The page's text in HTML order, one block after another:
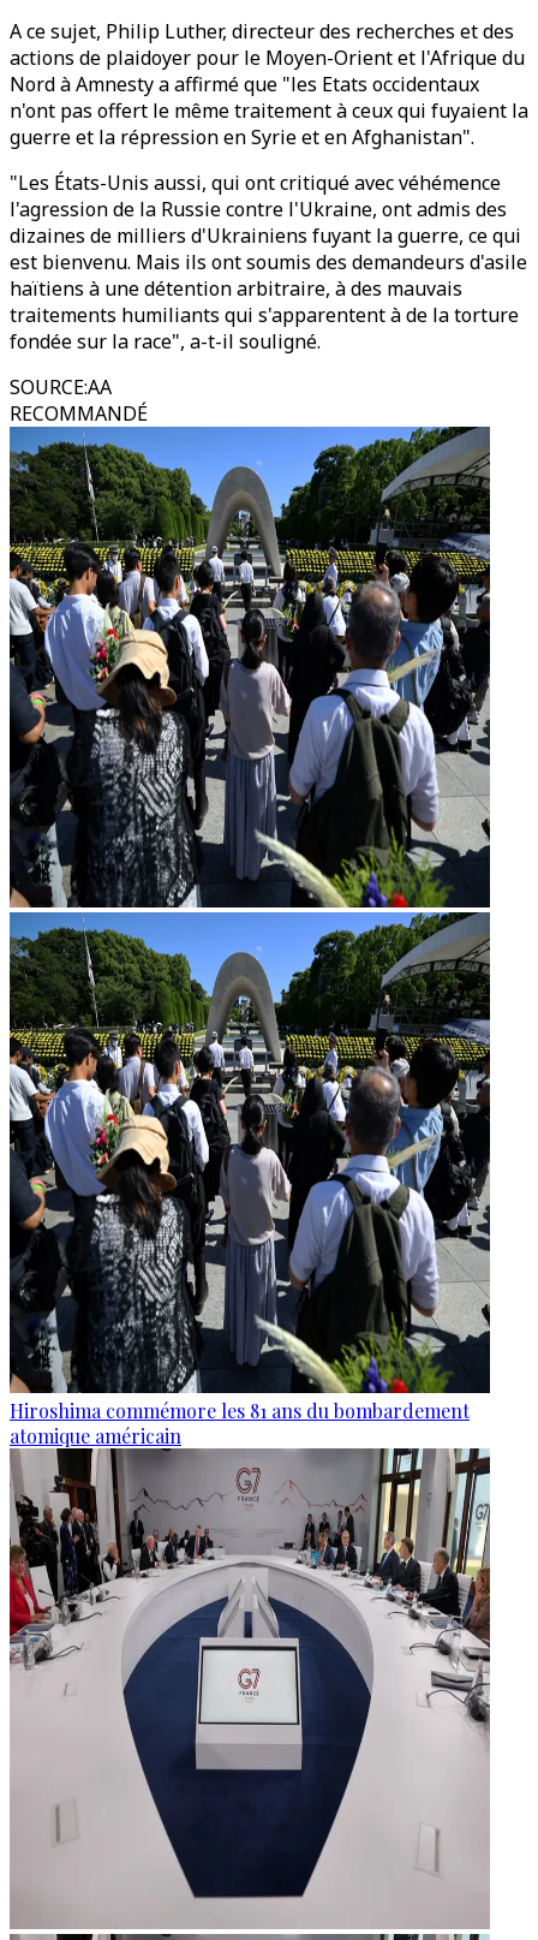
A ce sujet, Philip Luther, directeur des recherches et des
actions de plaidoyer pour le Moyen-Orient et l'Afrique du
Nord à Amnesty a affirmé que "les Etats occidentaux
n'ont pas offert le même traitement à ceux qui fuyaient la
guerre et la répression en Syrie et en Afghanistan".
"Les États-Unis aussi, qui ont critiqué avec véhémence
l'agression de la Russie contre l'Ukraine, ont admis des
dizaines de milliers d'Ukrainiens fuyant la guerre, ce qui
est bienvenu. Mais ils ont soumis des demandeurs d'asile
haïtiens à une détention arbitraire, à des mauvais
traitements humiliants qui s'apparentent à de la torture
fondée sur la race", a-t-il souligné.
SOURCE:AA
RECOMMANDÉ
Hiroshima commémore les 81 ans du bombardement
atomique américain